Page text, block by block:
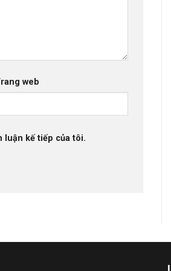
web
luận kế tiếp của tôi.